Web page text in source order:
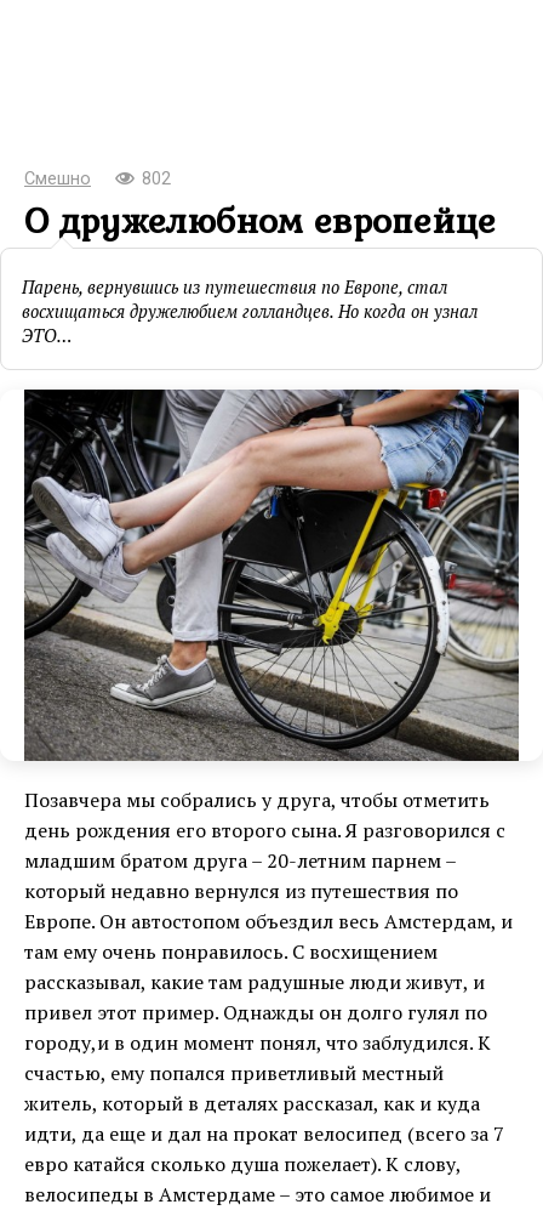
Смешно 802
О дружелюбном европейце
Парень, вернувшись из путешествия по Европе, стал
восхищаться дружелюбием голландцев. Но когда он узнал
ЭТО…
Позавчера мы собрались у друга, чтобы отметить
день рождения его второго сына. Я разговорился с
младшим братом друга – 20-летним парнем –
который недавно вернулся из путешествия по
Европе. Он автостопом объездил весь Амстердам, и
там ему очень понравилось. С восхищением
рассказывал, какие там радушные люди живут, и
привел этот пример. Однажды он долго гулял по
городу,и в один момент понял, что заблудился. К
счастью, ему попался приветливый местный
житель, который в деталях рассказал, как и куда
идти, да еще и дал на прокат велосипед (всего за 7
евро катайся сколько душа пожелает). К слову,
велосипеды в Амстердаме – это самое любимое и